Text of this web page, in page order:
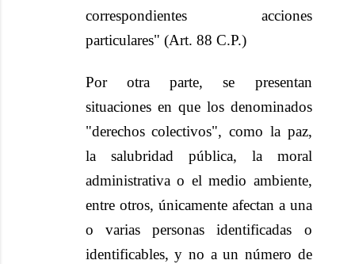
correspondientes acciones
particulares" (Art. 88 C.P.)
Por otra parte, se presentan
situaciones en que los denominados
"derechos colectivos", como la paz,
la salubridad pública, la moral
administrativa o el medio ambiente,
entre otros, únicamente afectan a una
o varias personas identificadas o
identificables, y no a un número de